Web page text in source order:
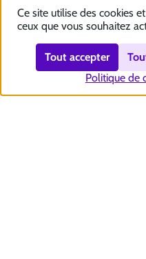
Ce site utilise des cookies
ceux que vous souhaitez
Tout accepter
Politique de